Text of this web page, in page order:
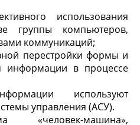
использования
группы компьютеров,
коммуникаций;
перестройки формы и
информации в процессе
используют
управления (АСУ).
машина»,